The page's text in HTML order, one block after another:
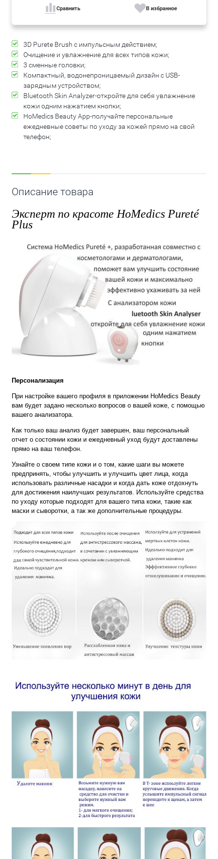
Сравнить В избранное
3D Purete Brush с импульсным действием;
Очищение и увлажнение для всех типов кожи;
3 сменные головки;
Компактный, водонепроницаемый дизайн с USB-
зарядным устройством;
Bluetooth Skin Analyzer-откройте для себя увлажнение
кожи одним нажатием кнопки;
HoMedics Beauty App-получайте персональные
ежедневные советы по уходу за кожей прямо на свой
телефон;
Описание товара
Эксперт по красоте HoMedics Pureté
Plus
Персонализация
При настройке вашего профиля в приложении HoMedics Beauty
вам будет задано несколько вопросов о вашей коже, с помощью
вашего анализатора.
Как только ваш анализ будет завершен, ваш персональный
отчет о состоянии кожи и ежедневный уход будут доставлены
прямо на ваш телефон.
Узнайте о своем типе кожи и о том, какие шаги вы можете
предпринять, чтобы улучшить и улучшить цвет лица, когда
использовать различные насадки и когда дать коже отдохнуть
для достижения наилучших результатов. Используйте средства
по уходу которые подходят для вашего типа кожи, такие как
маски и сыворотки, а так же дополнительные процедуры.